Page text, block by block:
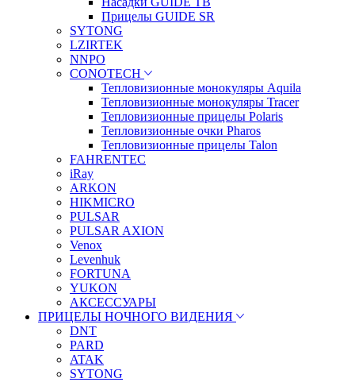
Прицелы GUIDE SR
SYTONG
LZIRTEK
NNPO
CONOTECH
Тепловизионные монокуляры Aquila
Тепловизионные монокуляры Tracer
Тепловизионные прицелы Polaris
Тепловизионные очки Pharos
Тепловизионные прицелы Talon
FAHRENTEC
iRay
ARKON
HIKMICRO
PULSAR
PULSAR AXION
Venox
Levenhuk
FORTUNA
YUKON
АКСЕССУАРЫ
ПРИЦЕЛЫ НОЧНОГО ВИДЕНИЯ
DNT
PARD
ATAK
SYTONG